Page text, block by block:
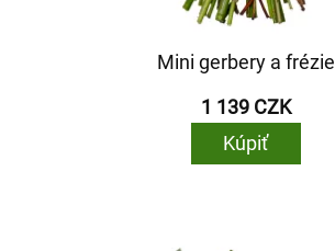
Mini gerbery a frézie
1 139 CZK
Kúpiť